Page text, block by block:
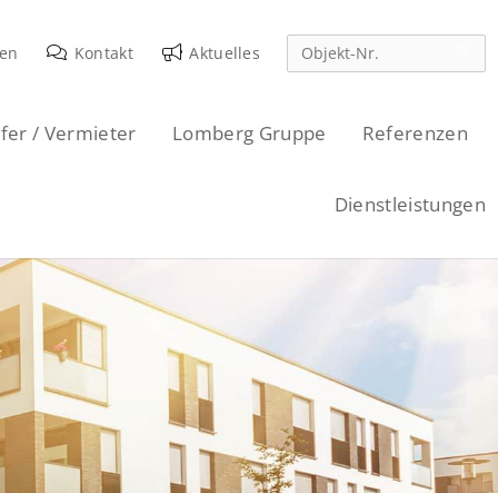
Kontakt Aktuelles
/ Vermieter Lomberg Gruppe Referenzen
Dienstleistungen